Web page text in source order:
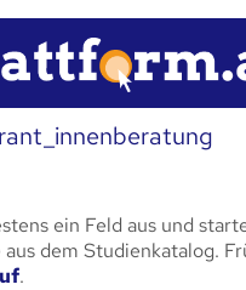
ein Feld aus und
dem Studienkatalog.
.